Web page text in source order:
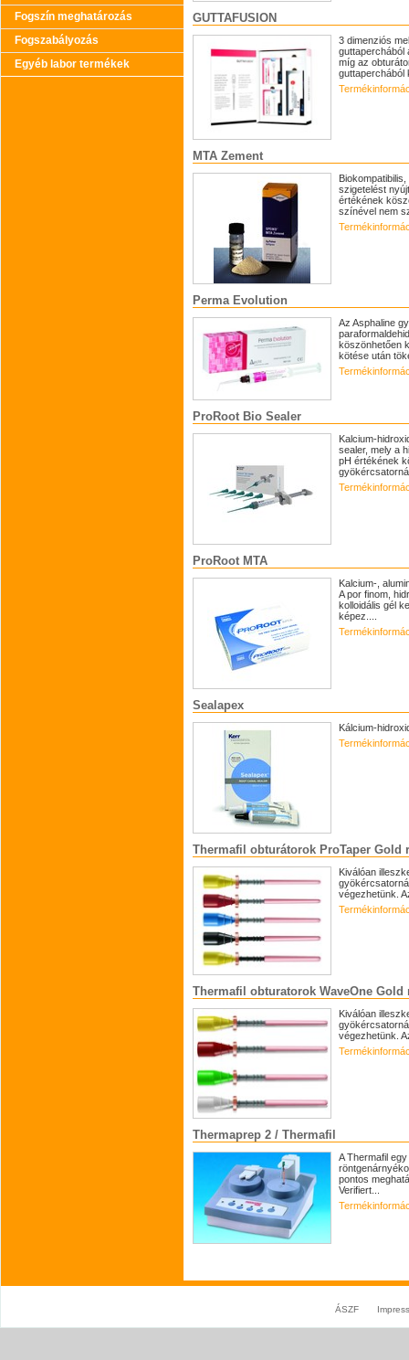
Fogszín meghatározás
Fogszabályozás
Egyéb labor termékek
GUTTAFUSION
3 dimenziós
guttaperchából
míg az
guttaperchából
MTA Zement
szigetelést
értékének
színével nem
Perma Evolution
Az Asphaline
köszönhetően
kötése után
ProRoot Bio Sealer
Kalcium-
sealer, mely a
pH értékének
ProRoot MTA
Kalcium-,
A por finom,
kolloidális gél
képez....
Sealapex
Kálcium-
Thermafil obturátorok ProTaper Gold
Kiválóan
végezhetünk.
Thermafil obturatorok WaveOne Gold
Kiválóan
végezhetünk.
Thermaprep 2 / Thermafil
A Thermafil
pontos
Verifiert...
ÁSZF